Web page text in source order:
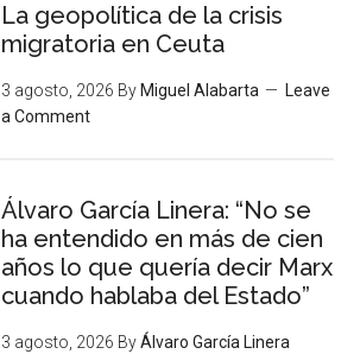
La geopolítica de la crisis
migratoria en Ceuta
3 agosto, 2026 By Miguel Alabarta
Leave
a Comment
Álvaro García Linera: “No se
ha entendido en más de cien
años lo que quería decir Marx
cuando hablaba del Estado”
3 agosto, 2026 ByÁlvaro García Linera